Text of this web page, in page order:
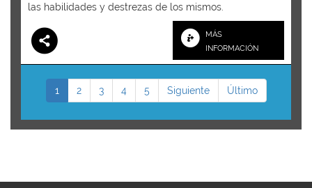
las habilidades y destrezas de los mismos.
MÁS
INFORMACIÓN
1 2 3 4 5 Siguiente Último